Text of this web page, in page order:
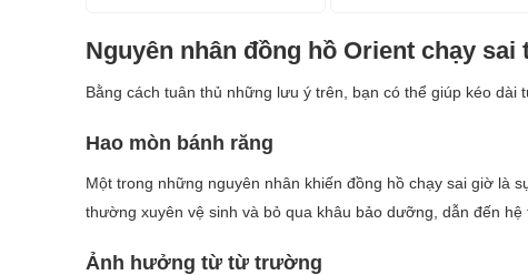
Nguyên nhân đồng hồ Orient chạy sai
Bằng cách tuân thủ những lưu ý trên, bạn có thể giúp kéo
Hao mòn bánh răng
Một trong những nguyên nhân khiến đồng hồ chạy sai giờ là
thường xuyên vệ sinh và bỏ qua khâu bảo dưỡng, dẫn đến
Ảnh hưởng từ từ trường